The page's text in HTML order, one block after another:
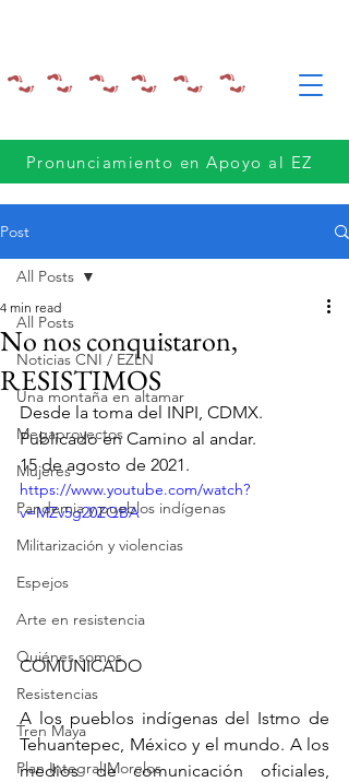
Pronunciamiento en Apoyo al EZ
Post
All Posts
Noticias CNI / EZLN
Una montaña en altamar
Megaproyectos
Mujeres
Pandemia y pueblos indígenas
Militarización y violencias
Espejos
Arte en resistencia
Quiénes somos
Resistencias
Tren Maya
Plan Integral Morelos
All Posts
No nos conquistaron,
RESISTIMOS
4 min read
Desde la toma del INPI, CDMX.
Publicado en Camino al andar.
15 de agosto de 2021.
https://www.youtube.com/watch?
v=MZv5g20ZQBA
COMUNICADO
A los pueblos indígenas del Istmo de
Tehuantepec, México y el mundo. A los
medios de comunicación oficiales,